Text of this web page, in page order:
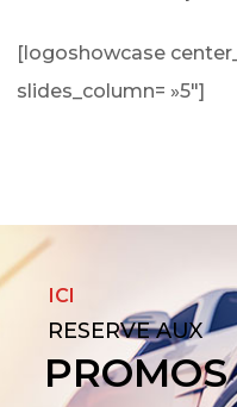
[logoshowcase
slides_column= »5″]
ICI
RESERVE AUX
PROMOS